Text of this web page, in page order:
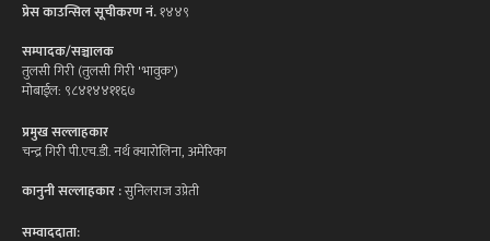
प्रेस काउन्सिल सूचीकरण नं.१४४९
सम्पादक/सञ्चालक
तुलसी गिरी (तुलसी गिरी 'भावुक')
मोबाईल: ९८४१४४११६७
प्रमुख सल्लाहकार
चन्द्र गिरी पी.एच.डी. नर्थ क्यारोलिना, अमेरिका
कानुनी सल्लाहकार :सुनिलराज उप्रेती
सम्वाददाता: